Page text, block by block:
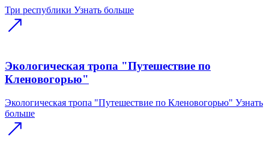
Три республики Узнать больше
Экологическая тропа "Путешествие по
Кленовогорью"
Экологическая тропа "Путешествие по Кленовогорью" Узнать
больше